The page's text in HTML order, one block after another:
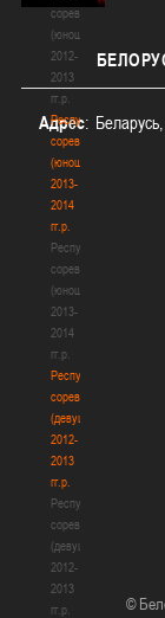
соревнования
(юноши)
2012-
2013
гг.р.
Республиканские
соревнования
(юноши)
2013-
2014
гг.р.
Республиканские
соревнования
(юноши)
2013-
2014
гг.р.
Республиканские
соревнования
(девушки)
2012-
2013
гг.р.
Республиканские
соревнования
(девушки)
2012-
2013
гг.р.
Адрес: Беларусь,
©